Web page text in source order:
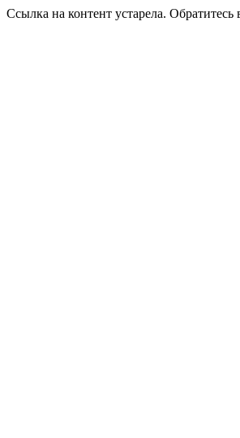
Ссылка на контент устарела. Обратитесь